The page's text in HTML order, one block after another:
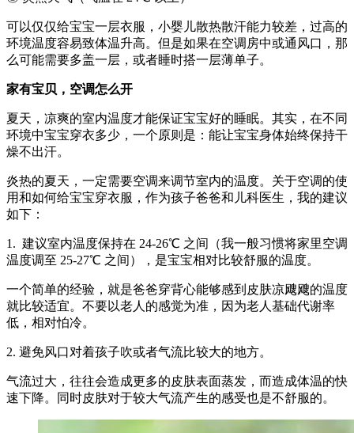
可以仅仅给宝宝一层衣服，小婴儿散热散汗能力较差，过高的
环境温度容易致体温升高。但是如果在空调房中或通风口，那
么可能需要多盖一层，或者睡时搭一层薄单子。
家有宝贝，空调怎么开
夏天，凉爽的室内温度才能保证宝宝好的睡眠。其实，在不同
环境中宝宝穿衣多少，一个原则是：能让宝宝身体始终保持干
燥不出汗。
炎热的夏天，一定需要空调来调节室内的温度。关于空调的使
用和如何给宝宝穿衣服，作为孩子爸爸和儿科医生，我的建议
如下：
1. 建议室内温度保持在 24-26℃ 之间（我一般习惯将家里空调
温度调至 25-27℃ 之间），是宝宝相对比较舒服的温度。
一个简单的经验，就是爸爸穿背心能够感到皮肤凉飕飕的温度
就比较适宜。不要以老人的感觉为准，因为老人基础代谢率
低，相对怕冷。
2. 避免风口对着孩子吹或者气流比较大的地方。
气流过大，往往会造成更多的皮肤表面蒸发，而造成体温的快
速下降。同时皮肤对于较大气流产生的感受也是不舒服的。